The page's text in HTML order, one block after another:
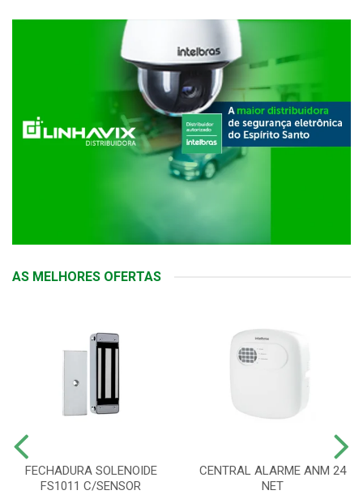
AS MELHORES OFERTAS
FECHADURA SOLENOIDE
FS1011 C/SENSOR
CENTRAL ALARME ANM 24
NET